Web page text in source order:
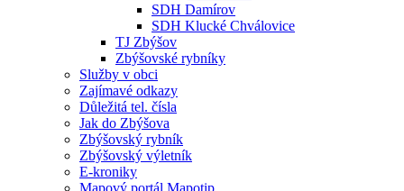
SDH Damírov
SDH Klucké Chválovice
TJ Zbýšov
Zbýšovské rybníky
Služby v obci
Zajímavé odkazy
Důležitá tel. čísla
Jak do Zbýšova
Zbýšovský rybník
Zbýšovský výletník
E-kroniky
Mapový portál Mapotip